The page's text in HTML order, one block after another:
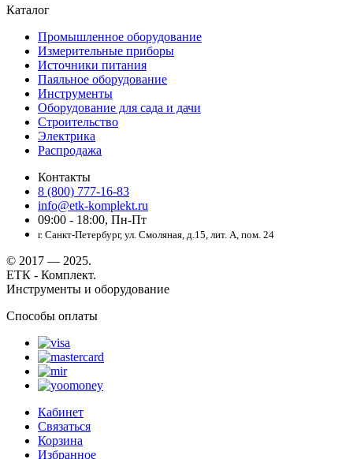
Каталог
Промышленное оборудование
Измерительные приборы
Источники питания
Паяльное оборудование
Инструменты
Оборудование для сада и дачи
Строительство
Электрика
Распродажа
Контакты
8 (800) 777-16-83
info@etk-komplekt.ru
09:00 - 18:00, Пн-Пт
г. Санкт-Петербург, ул. Смоляная, д.15, лит. А, пом. 24
© 2017 — 2025.
ЕТК - Комплект.
Инструменты и оборудование
Способы оплаты
Кабинет
Связаться
Корзина
Избранное